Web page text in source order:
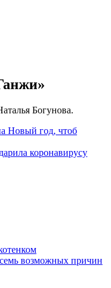
Богунова.
Новый год, чтоб
коронавирусу
возможных причин